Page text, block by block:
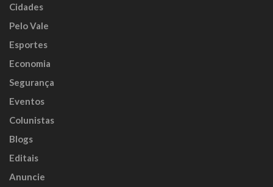
Cidades
Pelo Vale
Esportes
Economia
Segurança
Eventos
Colunistas
Blogs
Editais
Anuncie